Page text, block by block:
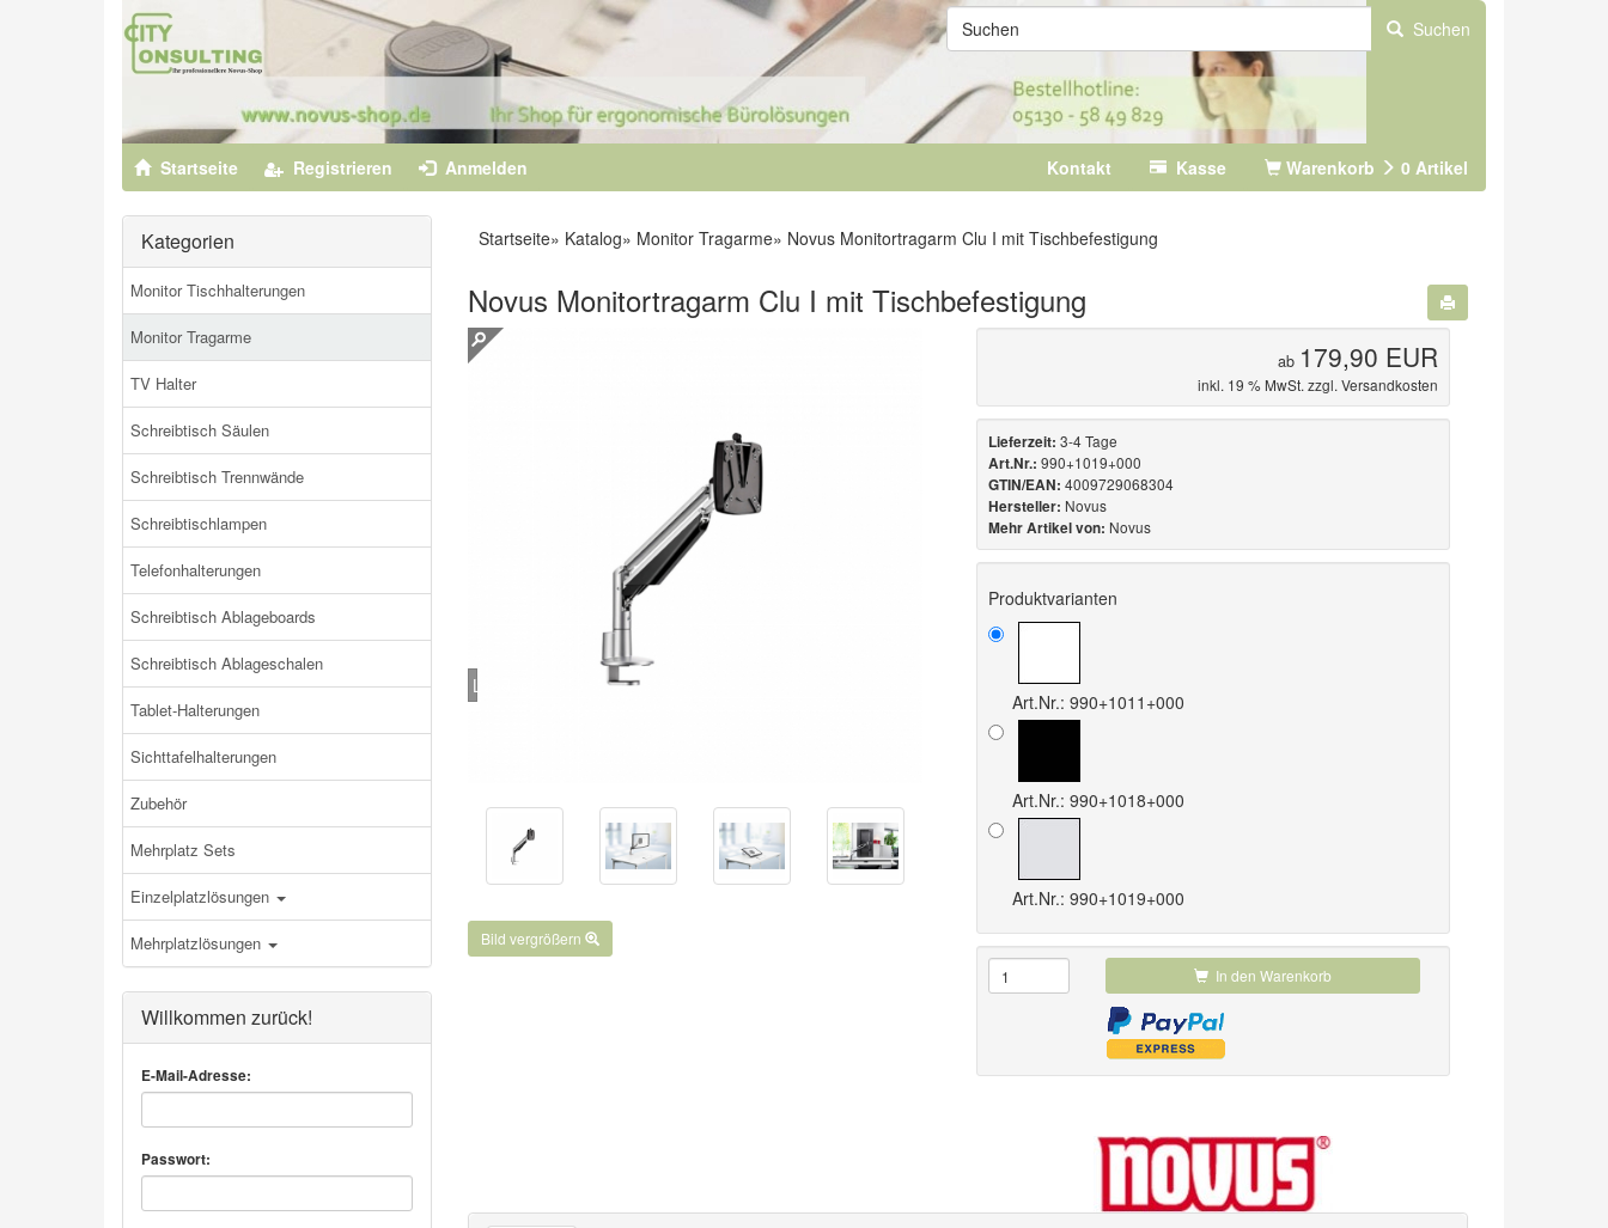
Startseite Registrieren Anmelden Kontakt Kasse Warenkorb 0 Artikel
Suchen
Kategorien
Monitor Tischhalterungen
Monitor Tragarme
TV Halter
Schreibtisch Säulen
Schreibtisch Trennwände
Schreibtischlampen
Telefonhalterungen
Schreibtisch Ablageboards
Schreibtisch Ablageschalen
Tablet-Halterungen
Sichttafelhalterungen
Zubehör
Mehrplatz Sets
Einzelplatzlösungen
Mehrplatzlösungen
Willkommen zurück!
E-Mail-Adresse:
Passwort:
Startseite» Katalog» Monitor Tragarme» Novus Monitortragarm Clu I mit Tischbefestigung
Novus Monitortragarm Clu I mit Tischbefestigung
Loading...
Bild vergrößern
ab 179,90 EUR
inkl. 19 % MwSt. zzgl. Versandkosten
Lieferzeit: 3-4 Tage
Art.Nr.: 990+1019+000
GTIN/EAN: 4009729068304
Hersteller: Novus
Mehr Artikel von: Novus
Produktvarianten
Art.Nr.: 990+1011+000
Art.Nr.: 990+1018+000
Art.Nr.: 990+1019+000
In den Warenkorb